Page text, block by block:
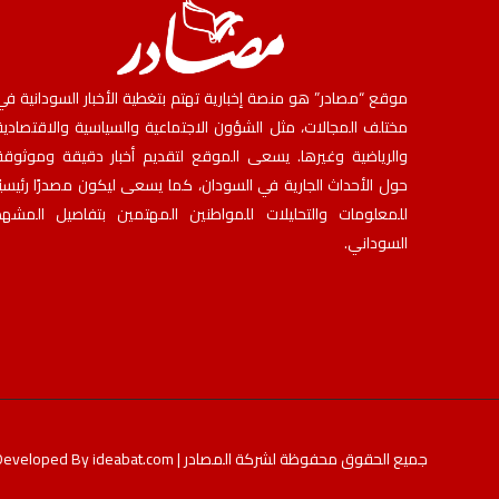
موقع “مصادر” هو منصة إخبارية تهتم بتغطية الأخبار السودانية
مختلف المجالات، مثل الشؤون الاجتماعية والسياسية
والرياضية وغيرها. يسعى الموقع لتقديم أخبار دقيقة
حول الأحداث الجارية في السودان، كما يسعى ليكون مصدرًا
للمعلومات والتحليلات للمواطنين المهتمين بتفاصيل
السوداني.
جميع الحقوق محفوظة لشركة المصادر | Developed Byideabat.com